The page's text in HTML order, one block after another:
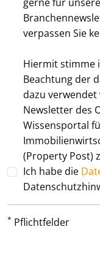
verpassen Sie
Hiermit stimme
Beachtung der
dazu
Newsletter des
Wissensportal
(Property Post)
Ich habe die
* Pflichtfelder